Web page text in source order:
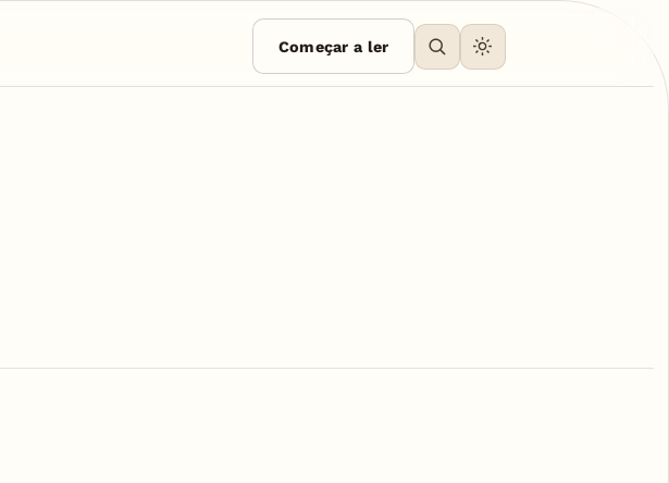
Começar a ler